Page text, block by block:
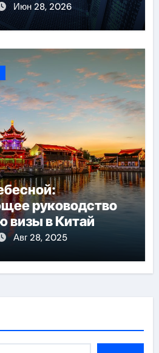
Июн 28, 2026
руководство
визы в Китай
Авг 28, 2025